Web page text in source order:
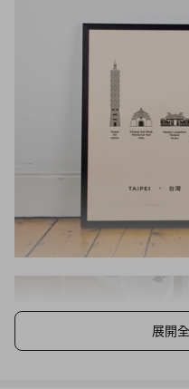
展開